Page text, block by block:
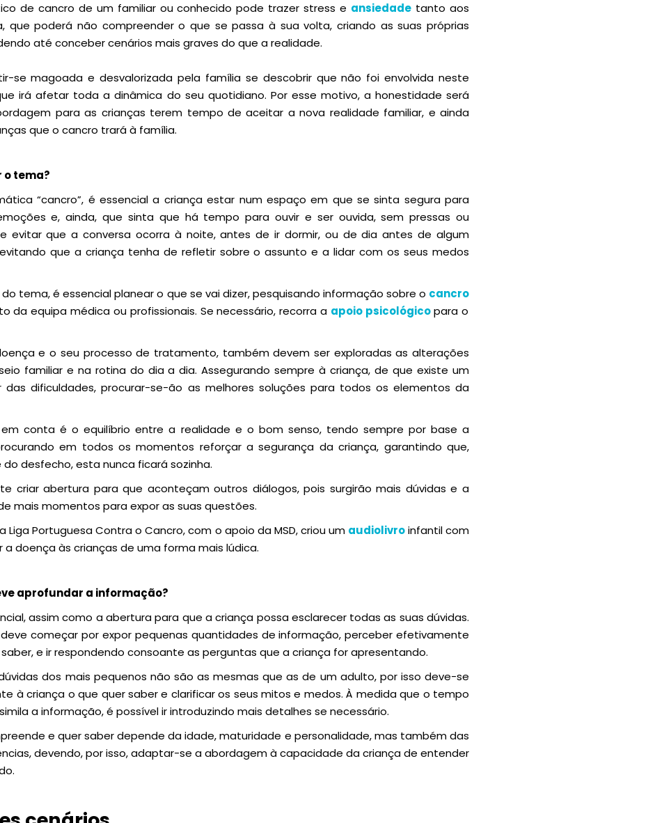
de cancro de um familiar ou conhecido pode trazer stress e ansiedade tanto aos
que poderá não compreender o que se passa à sua volta, criando as suas próprias
até conceber cenários mais graves do que a realidade.
se magoada e desvalorizada pela família se descobrir que não foi envolvida neste
irá afetar toda a dinâmica do seu quotidiano. Por esse motivo, a honestidade será
para as crianças terem tempo de aceitar a nova realidade familiar, e ainda
que o cancro trará à família.
o tema?
“cancro”, é essencial a criança estar num espaço em que se sinta segura para
e, ainda, que sinta que há tempo para ouvir e ser ouvida, sem pressas ou
evitar que a conversa ocorra à noite, antes de ir dormir, ou de dia antes de algum
que a criança tenha de refletir sobre o assunto e a lidar com os seus medos
tema, é essencial planear o que se vai dizer, pesquisando informação sobre o cancro
da equipa médica ou profissionais. Se necessário, recorra a apoio psicológicopara o
e o seu processo de tratamento, também devem ser exploradas as alterações
familiar e na rotina do dia a dia. Assegurando sempre à criança, de que existe um
das dificuldades, procurar-se-ão as melhores soluções para todos os elementos da
conta é o equilíbrio entre a realidade e o bom senso, tendo sempre por base a
em todos os momentos reforçar a segurança da criança, garantindo que,
desfecho, esta nunca ficará sozinha.
criar abertura para que aconteçam outros diálogos, pois surgirão mais dúvidas e a
mais momentos para expor as suas questões.
Portuguesa Contra o Cancro, com o apoio da MSD, criou um audiolivroinfantil com
a doença às crianças de uma forma mais lúdica.
aprofundar a informação?
assim como a abertura para que a criança possa esclarecer todas as suas dúvidas.
começar por expor pequenas quantidades de informação, perceber efetivamente
e ir respondendo consoante as perguntas que a criança for apresentando.
dos mais pequenos não são as mesmas que as de um adulto, por isso deve-se
à criança o que quer saber e clarificar os seus mitos e medos. À medida que o tempo
a informação, é possível ir introduzindo mais detalhes se necessário.
e quer saber depende da idade, maturidade e personalidade, mas também das
devendo, por isso, adaptar-se a abordagem à capacidade da criança de entender